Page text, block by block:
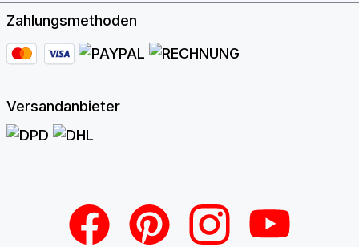
Zahlungsmethoden
Versandanbieter